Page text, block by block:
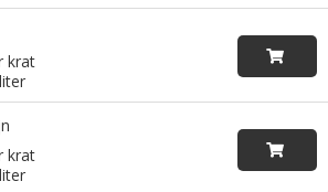
krat
krat